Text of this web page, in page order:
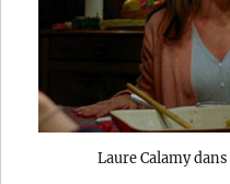
Laure Calamy dans